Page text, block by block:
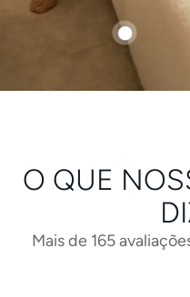
O QUE
Mais de 165